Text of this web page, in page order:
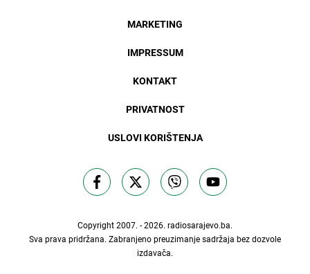
MARKETING
IMPRESSUM
KONTAKT
PRIVATNOST
USLOVI KORIŠTENJA
Copyright 2007. - 2026. radiosarajevo.ba.
Sva prava pridržana. Zabranjeno preuzimanje sadržaja bez dozvole
izdavača.